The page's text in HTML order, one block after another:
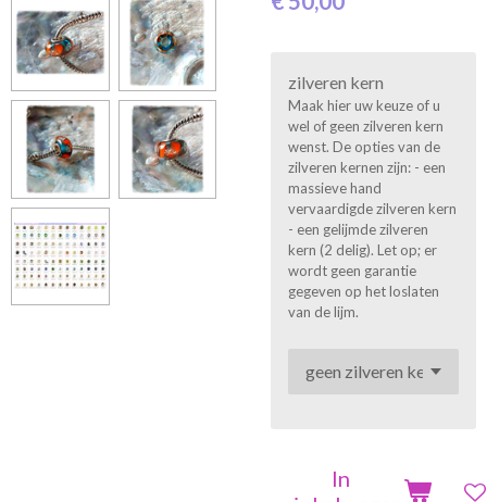
zilveren kern
Maak hier uw keuze of u
wel of geen zilveren kern
wenst. De opties van de
zilveren kernen zijn: - een
massieve hand
vervaardigde zilveren kern
- een gelijmde zilveren
kern (2 delig). Let op; er
wordt geen garantie
gegeven op het loslaten
van de lijm.
In